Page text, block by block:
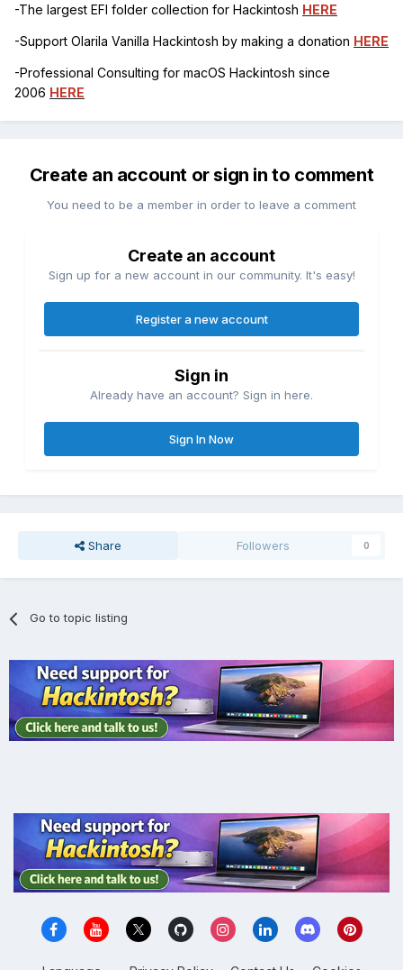
-The largest EFI folder collection for Hackintosh HERE
-Support Olarila Vanilla Hackintosh by making a donation HERE
-Professional Consulting for macOS Hackintosh since
2006 HERE
Create an account or sign in to comment
You need to be a member in order to leave a comment
Create an account
Sign up for a new account in our community. It's easy!
Register a new account
Sign in
Already have an account? Sign in here.
Sign In Now
Share Followers 0
Go to topic listing